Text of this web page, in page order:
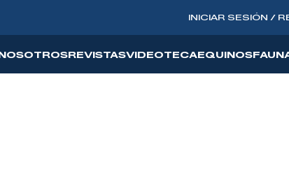
INICIAR SESIÓN /
REVISTASVIDEOTECAEQUINOS